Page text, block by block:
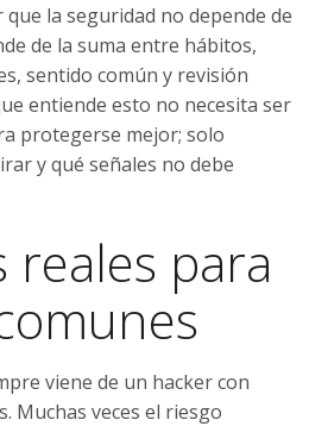
la seguridad no depende de
de la suma entre hábitos,
sentido común y revisión
entiende esto no necesita ser
protegerse mejor; solo
y qué señales no debe
reales para
viene de un hacker con
Muchas veces el riesgo